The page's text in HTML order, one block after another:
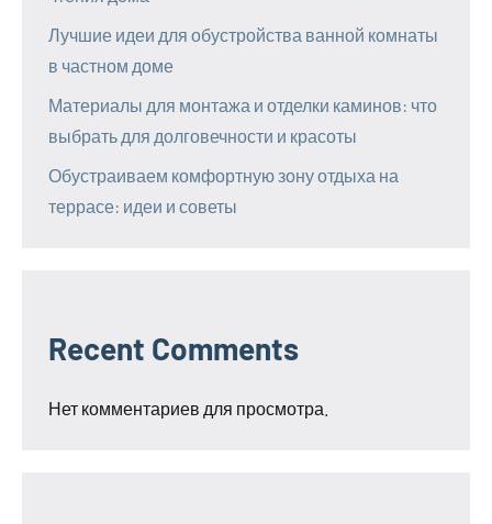
Лучшие идеи для обустройства ванной комнаты
в частном доме
Материалы для монтажа и отделки каминов: что
выбрать для долговечности и красоты
Обустраиваем комфортную зону отдыха на
террасе: идеи и советы
Recent Comments
Нет комментариев для просмотра.